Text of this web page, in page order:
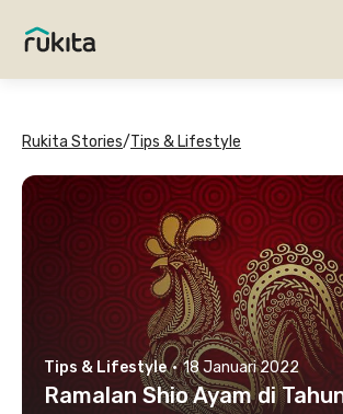
Rukita Stories/Tips & Lifestyle
Tips & Lifestyle · 18 Januari 2022
Ramalan Shio Ayam di